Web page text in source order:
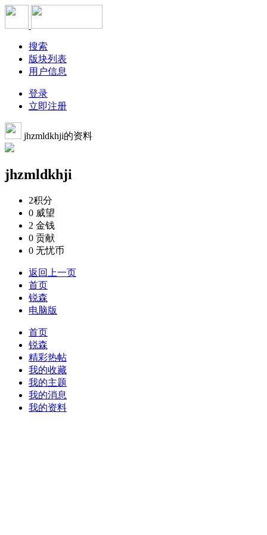
搜索
版块列表
用户信息
登录
立即注册
jhzmldkhji的资料
jhzmldkhji
2积分
0 威望
2 金钱
0 贡献
0 无忧币
返回上一页
首页
锐森
电脑版
首页
锐森
精彩热帖
我的收藏
我的主题
我的消息
我的资料